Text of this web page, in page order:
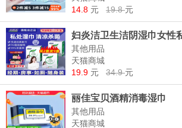
14.8 元 19.8元
其他用品
天猫商城
19.9 元 34.9元
丽佳宝贝酒精消毒湿巾
其他用品
天猫商城